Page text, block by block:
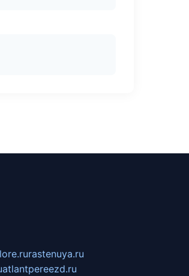
rastenuya.ru
atlantpereezd.ru